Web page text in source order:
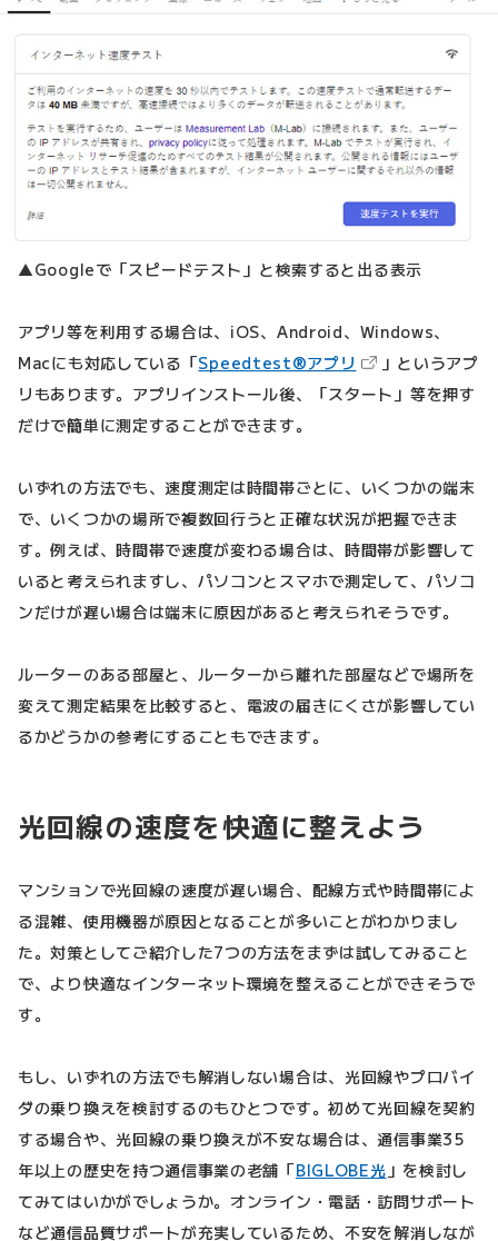
▲Googleで「スピードテスト」と検索すると出る表示
アプリ等を利用する場合は、iOS、Android、Windows、
Macにも対応している「Speedtest®アプリ （新しいタブで開
」というアプ
リもあります。アプリインストール後、「スタート」等を押す
だけで簡単に測定することができます。
いずれの方法でも、速度測定は時間帯ごとに、いくつかの端末
で、いくつかの場所で複数回行うと正確な状況が把握できま
す。例えば、時間帯で速度が変わる場合は、時間帯が影響して
いると考えられますし、パソコンとスマホで測定して、パソコ
ンだけが遅い場合は端末に原因があると考えられそうです。
ルーターのある部屋と、ルーターから離れた部屋などで場所を
変えて測定結果を比較すると、電波の届きにくさが影響してい
るかどうかの参考にすることもできます。
光回線の速度を快適に整えよう
マンションで光回線の速度が遅い場合、配線方式や時間帯によ
る混雑、使用機器が原因となることが多いことがわかりまし
た。対策としてご紹介した7つの方法をまずは試してみること
で、より快適なインターネット環境を整えることができそうで
す。
もし、いずれの方法でも解消しない場合は、光回線やプロバイ
ダの乗り換えを検討するのもひとつです。初めて光回線を契約
する場合や、光回線の乗り換えが不安な場合は、通信事業35
年以上の歴史を持つ通信事業の老舗「BIGLOBE光 」を検討し
てみてはいかがでしょうか。オンライン・電話・訪問サポート
など通信品質サポートが充実しているため、不安を解消しなが